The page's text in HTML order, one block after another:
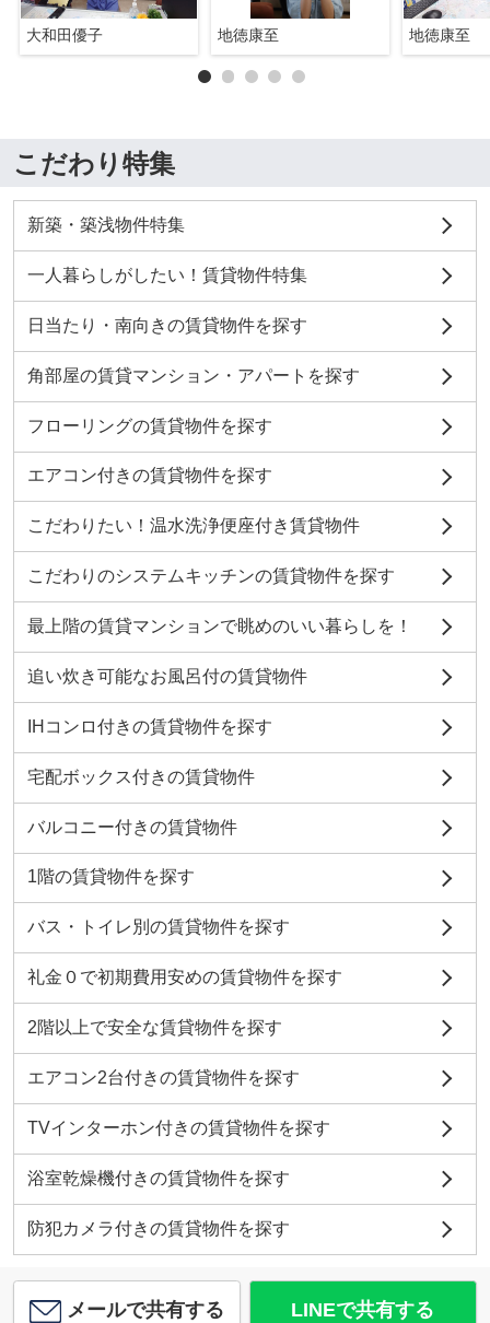
大和田優子 地徳康至 地徳康至
こだわり特集
新築・築浅物件特集
一人暮らしがしたい！賃貸物件特集
日当たり・南向きの賃貸物件を探す
角部屋の賃貸マンション・アパートを探す
フローリングの賃貸物件を探す
エアコン付きの賃貸物件を探す
こだわりたい！温水洗浄便座付き賃貸物件
こだわりのシステムキッチンの賃貸物件を探す
最上階の賃貸マンションで眺めのいい暮らしを！
追い炊き可能なお風呂付の賃貸物件
IHコンロ付きの賃貸物件を探す
宅配ボックス付きの賃貸物件
バルコニー付きの賃貸物件
1階の賃貸物件を探す
バス・トイレ別の賃貸物件を探す
礼金０で初期費用安めの賃貸物件を探す
2階以上で安全な賃貸物件を探す
エアコン2台付きの賃貸物件を探す
TVインターホン付きの賃貸物件を探す
浴室乾燥機付きの賃貸物件を探す
防犯カメラ付きの賃貸物件を探す
メールで共有する LINEで共有する